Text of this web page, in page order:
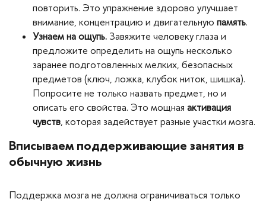
повторить. Это упражнение здорово улучшает
внимание, концентрацию и двигательную память.
Узнаем на ощупь. Завяжите человеку глаза и
предложите определить на ощупь несколько
заранее подготовленных мелких, безопасных
предметов (ключ, ложка, клубок ниток, шишка).
Попросите не только назвать предмет, но и
описать его свойства. Это мощная активация
чувств , которая задействует разные участки мозга.
Вписываем поддерживающие занятия в
обычную жизнь
Поддержка мозга не должна ограничиваться только